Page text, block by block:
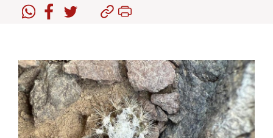
Postgrado
Formación Continua